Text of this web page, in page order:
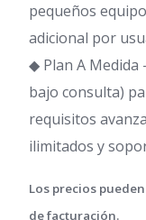
pequeños
adicional por
◆ Plan A Medida
bajo consulta)
requisitos
ilimitados y
Los precios
de facturación.